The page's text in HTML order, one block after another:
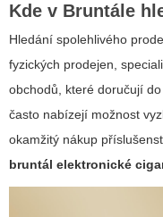
Kde v Bruntále
Hledání spolehlivého
fyzických prodejen,
obchodů, které doručují
často nabízejí možnost
okamžitý nákup
bruntál elektronické